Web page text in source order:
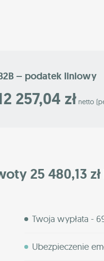
– podatek liniowy
257,04 zł netto
25 480,13
Twoja wypłata -
Ubezpieczenie